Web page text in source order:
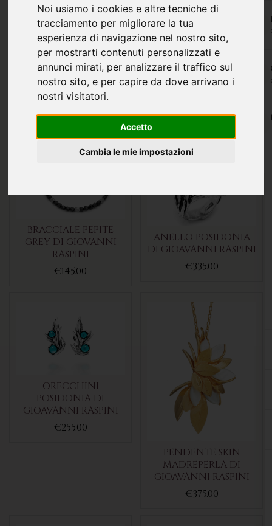
Noi usiamo i cookies e altre tecniche di
tracciamento per migliorare la tua
esperienza di navigazione nel nostro sito,
per mostrarti contenuti personalizzati e
annunci mirati, per analizzare il traffico sul
nostro sito, e per capire da dove arrivano i
nostri visitatori.
Accetto
Cambia le mie impostazioni
BRACCIALE TANGO
DIASPRO DI GIOVANNI
RASPINI
€175.00
BRACCIALE NODO
SODALITE DI
€185.00
BRACCIALE PEPITE
GREY DI GIOVANNI
RASPINI
€145.00
ANELLO POSIDONIA
DI GIOAVANNI RASPINI
€335.00
ORECCHINI
POSIDONIA DI
GIOAVANNI RASPINI
€255.00
PENDENTE SKIN
MADREPERLA DI
GIOAVANNI RASPINI
€375.00